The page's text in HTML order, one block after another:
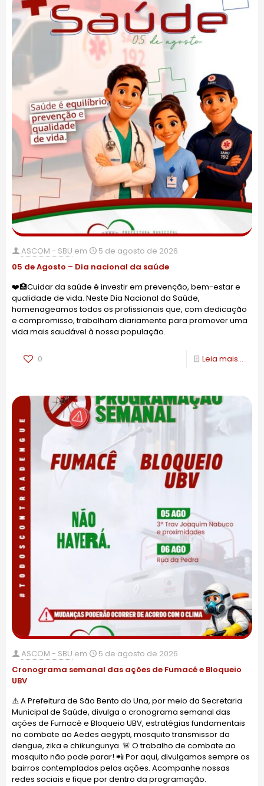
ASCOM - SBU em
5 de agosto de 2026
05 de Agosto – Dia nacional da saúde
❤️🏥Cuidar da saúde é investir em prevenção, bem-estar e
qualidade de vida. Neste Dia Nacional da Saúde,
homenageamos todos os profissionais que, com dedicação
e compromisso, trabalham diariamente para promover uma
vida mais saudável à nossa população.
0 Leia mais...
ASCOM - SBU em
5 de agosto de 2026
Cronograma semanal das ações de Fumacê e Bloqueio
UBV
⚠️ A Prefeitura de São Bento do Una, por meio da Secretaria
Municipal de Saúde, divulga o cronograma semanal das
ações de Fumacê e Bloqueio UBV, estratégias fundamentais
no combate ao Aedes aegypti, mosquito transmissor da
dengue, zika e chikungunya. 🚨 O trabalho de combate ao
mosquito não pode parar! 📲 Por aqui, divulgamos sempre os
bairros contemplados pelas ações. Acompanhe nossas
redes sociais e fique por dentro da programação.